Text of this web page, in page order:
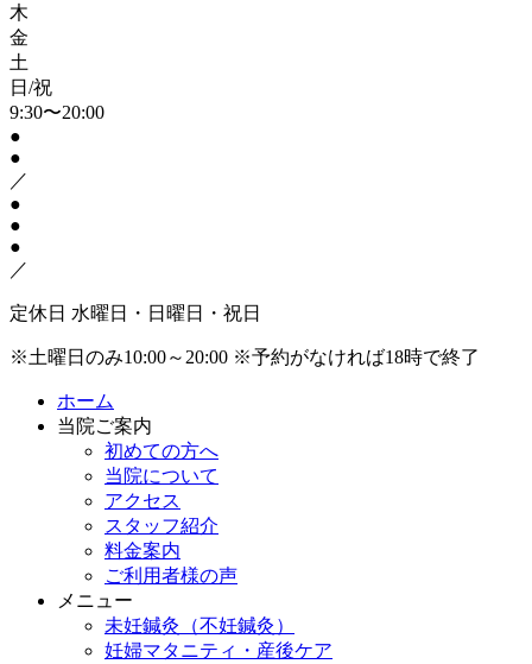
木
金
土
日/祝
9:30〜20:00
●
●
／
●
●
●
／
定休日 水曜日・日曜日・祝日
※土曜日のみ10:00～20:00 ※予約がなければ18時で終了
ホーム
当院ご案内
初めての方へ
当院について
アクセス
スタッフ紹介
料金案内
ご利用者様の声
メニュー
未妊鍼灸（不妊鍼灸）
妊婦マタニティ・産後ケア